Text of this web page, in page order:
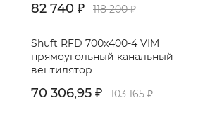
82 740 ₽ 118 200₽
Shuft RFD 700x400-4 VIM
прямоугольный канальный
вентилятор
70 306,95 ₽ 103 165₽